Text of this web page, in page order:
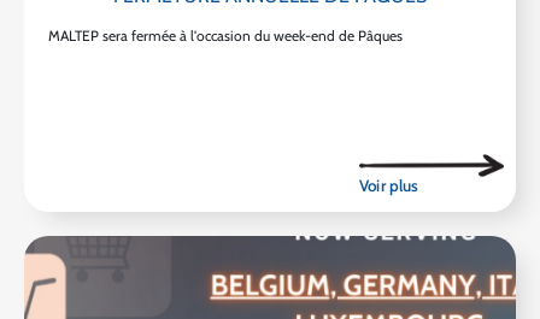
MALTEP sera fermée à l'occasion du week-end de Pâques